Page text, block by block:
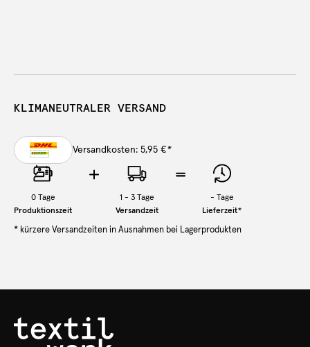
KLIMANEUTRALER VERSAND
Versandkosten: 5,95 €*
0Tage
Produktionszeit
1 - 3 Tage
Versandzeit
- Tage
Lieferzeit*
* kürzere Versandzeiten in Ausnahmen bei Lagerprodukten